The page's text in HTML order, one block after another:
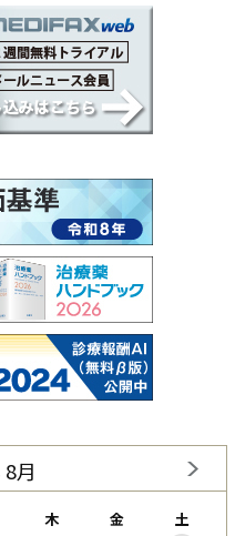
月
木 金 土